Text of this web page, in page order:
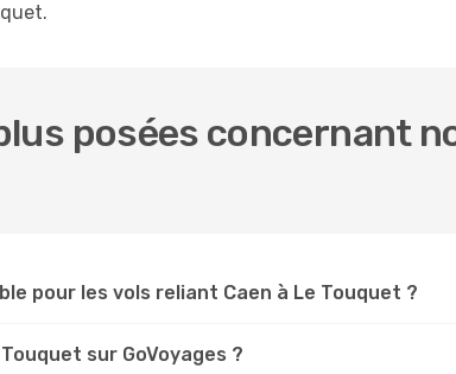
posées concernant
pour les vols reliant Caen à Le Touquet ?
sur GoVoyages ?